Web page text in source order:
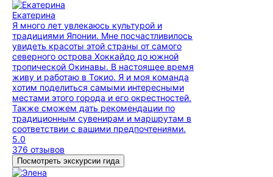
Екатерина
Я много лет увлекаюсь культурой и
традициями Японии. Мне посчастливилось
увидеть красоты этой страны от самого
северного острова Хоккайдо до южной
тропической Окинавы. В настоящее время
живу и работаю в Токио. Я и моя команда
хотим поделиться самыми интересными
местами этого города и его окрестностей.
Также сможем дать рекомендации по
традиционным сувенирам и маршрутам в
соответствии с вашими предпочтениями.
5.0
376 отзывов
Посмотреть экскурсии гида